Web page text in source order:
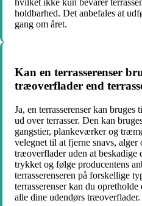
hvilket ikke kun bevarer
holdbarhed. Det anbefales at
gang om året.
Kan en terrasserenser
træoverflader end
Ja, en terrasserenser kan
ud over terrasser. Den kan
gangstier, plankeværker og
velegnet til at fjerne snavs,
træoverflader uden at beskadige
trykket og følge producentens
terrasserenseren på forskellige
terrasserenser kan du
alle dine udendørs træoverflader.